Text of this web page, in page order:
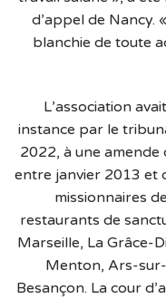
d’appel de Nancy.
blanchie de toute
L’association
instance par le
2022, à une
entre janvier 2013 et
missionnaires
restaurants de
Marseille, La Grâce-
Menton, Ars-
Besançon. La cour